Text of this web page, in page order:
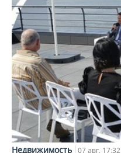
Недвижимость 07 авг, 17:32